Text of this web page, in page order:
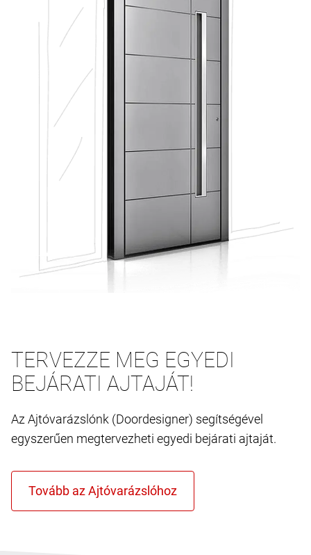
TERVEZZE MEG EGYEDI
BEJÁRATI AJTAJÁT!
Az Ajtóvarázslónk (Doordesigner) segítségével
egyszerűen megtervezheti egyedi bejárati ajtaját.